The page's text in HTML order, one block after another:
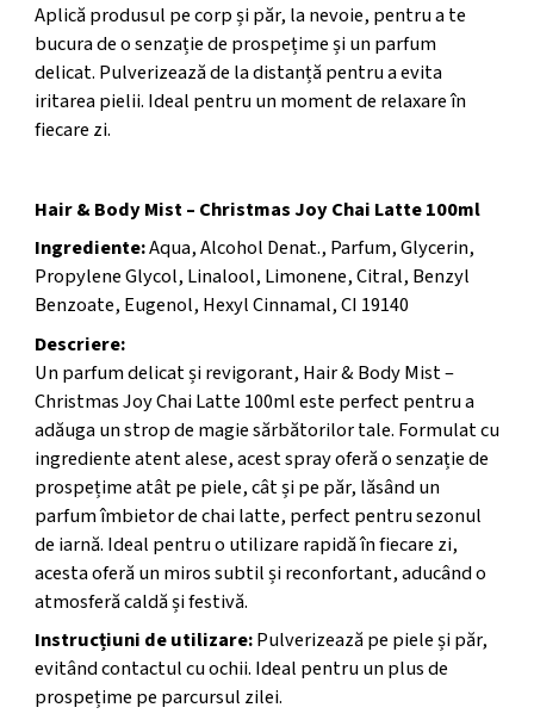
Aplică produsul pe corp și păr, la nevoie, pentru a te
bucura de o senzație de prospețime și un parfum
delicat. Pulverizează de la distanță pentru a evita
iritarea pielii. Ideal pentru un moment de relaxare în
fiecare zi.
Hair & Body Mist – Christmas Joy Chai Latte 100ml
Ingrediente:Aqua, Alcohol Denat., Parfum, Glycerin,
Propylene Glycol, Linalool, Limonene, Citral, Benzyl
Benzoate, Eugenol, Hexyl Cinnamal, CI 19140
Descriere:
Un parfum delicat și revigorant, Hair & Body Mist –
Christmas Joy Chai Latte 100ml este perfect pentru a
adăuga un strop de magie sărbătorilor tale. Formulat cu
ingrediente atent alese, acest spray oferă o senzație de
prospețime atât pe piele, cât și pe păr, lăsând un
parfum îmbietor de chai latte, perfect pentru sezonul
de iarnă. Ideal pentru o utilizare rapidă în fiecare zi,
acesta oferă un miros subtil și reconfortant, aducând o
atmosferă caldă și festivă.
Instrucțiuni de utilizare:Pulverizează pe piele și păr,
evitând contactul cu ochii. Ideal pentru un plus de
prospețime pe parcursul zilei.